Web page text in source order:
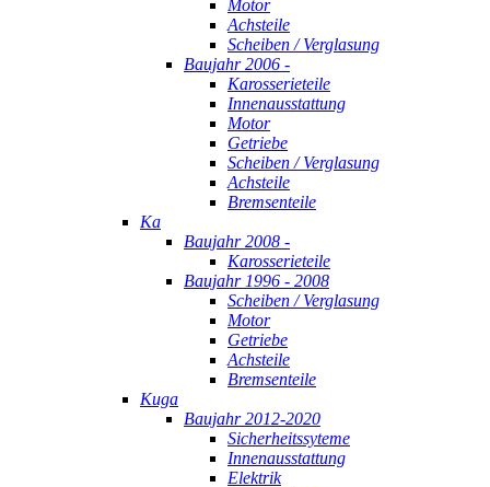
Motor
Achsteile
Scheiben / Verglasung
Baujahr 2006 -
Karosserieteile
Innenausstattung
Motor
Getriebe
Scheiben / Verglasung
Achsteile
Bremsenteile
Ka
Baujahr 2008 -
Karosserieteile
Baujahr 1996 - 2008
Scheiben / Verglasung
Motor
Getriebe
Achsteile
Bremsenteile
Kuga
Baujahr 2012-2020
Sicherheitssyteme
Innenausstattung
Elektrik